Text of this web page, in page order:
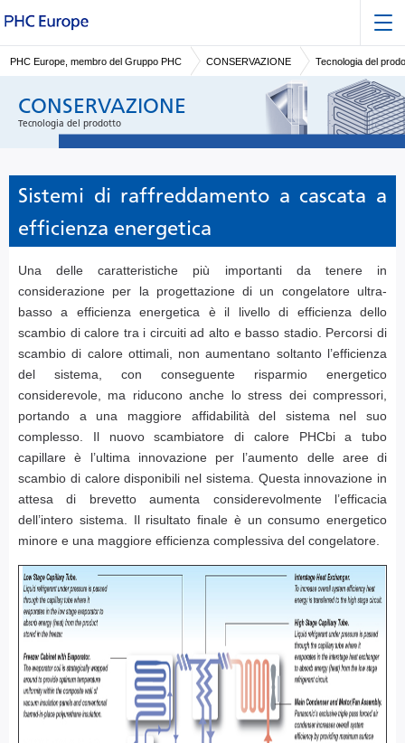
PHC Europe, membro del Gruppo PHC CONSERVAZIONE Tecnologia del
CONSERVAZIONE
Tecnologia del prodotto
Sistemi di raffreddamento a cascata a
efficienza energetica
Una delle caratteristiche più importanti da tenere in
considerazione per la progettazione di un congelatore ultra-
basso a efficienza energetica è il livello di efficienza dello
scambio di calore tra i circuiti ad alto e basso stadio. Percorsi di
scambio di calore ottimali, non aumentano soltanto l’efficienza
del sistema, con conseguente risparmio energetico
considerevole, ma riducono anche lo stress dei compressori,
portando a una maggiore affidabilità del sistema nel suo
complesso. Il nuovo scambiatore di calore PHCbi a tubo
capillare è l’ultima innovazione per l’aumento delle aree di
scambio di calore disponibili nel sistema. Questa innovazione in
attesa di brevetto aumenta considerevolmente l’efficacia
dell’intero sistema. Il risultato finale è un consumo energetico
minore e una maggiore efficienza complessiva del congelatore.